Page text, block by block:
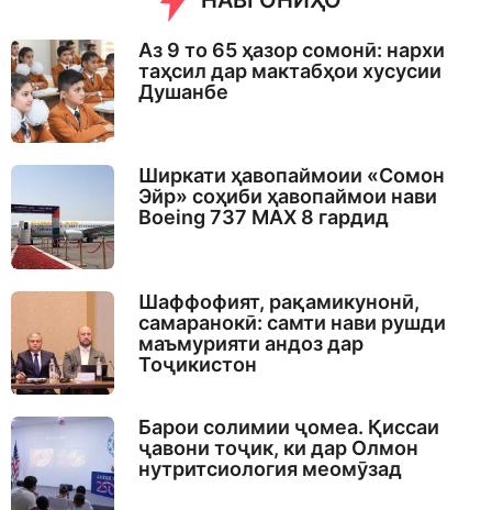
Аз 9 то 65 ҳазор сомонӣ: нархи
таҳсил дар мактабҳои хусусии
Душанбе
Ширкати ҳавопаймоии «Сомон
Эйр» соҳиби ҳавопаймои нави
Boeing 737 MAX 8 гардид
Шаффофият, рақамикунонӣ,
самаранокӣ: самти нави рушди
маъмурияти андоз дар
Тоҷикистон
Барои солимии ҷомеа. Қиссаи
ҷавони тоҷик, ки дар Олмон
нутритсиология меомӯзад